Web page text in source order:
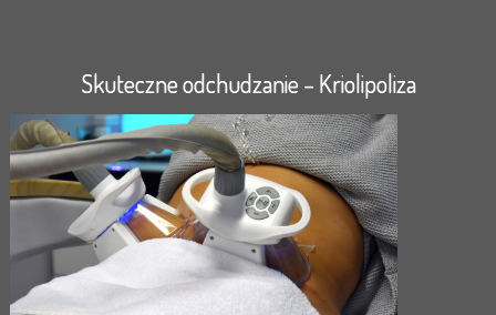
Skuteczne odchudzanie – Kriolipoliza